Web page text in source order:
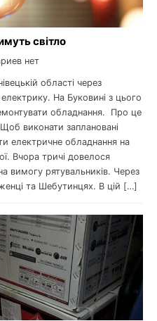
світло
нет
області через
На Буковині з цього
обладнання. Про це
виконати заплановані
електричне обладнання на
Вчора тричі довелося
вимогу рятувальників. Через
та Шебутинцях. В цій […]